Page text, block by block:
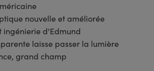
nouvelle et améliorée
ingénierie d'Edmund
laisse passer la lumière
grand champ